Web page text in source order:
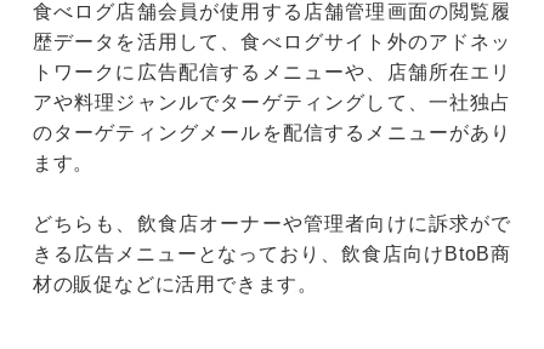
食べログ店舗会員が使用する店舗管理画面の閲覧履
歴データを活用して、食べログサイト外のアドネッ
トワークに広告配信するメニューや、店舗所在エリ
アや料理ジャンルでターゲティングして、一社独占
のターゲティングメールを配信するメニューがあり
ます。
どちらも、飲食店オーナーや管理者向けに訴求がで
きる広告メニューとなっており、飲食店向けBtoB商
材の販促などに活用できます。